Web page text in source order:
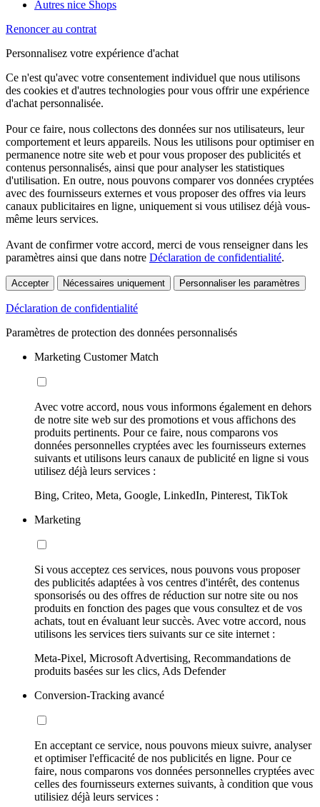
Autres nice Shops
Renoncer au contrat
Personnalisez votre expérience d'achat
Ce n'est qu'avec votre consentement individuel que nous utilisons
des cookies et d'autres technologies pour vous offrir une expérience
d'achat personnalisée.
Pour ce faire, nous collectons des données sur nos utilisateurs, leur
comportement et leurs appareils. Nous les utilisons pour optimiser en
permanence notre site web et pour vous proposer des publicités et
contenus personnalisés, ainsi que pour analyser les statistiques
d'utilisation. En outre, nous pouvons comparer vos données cryptées
avec des fournisseurs externes et vous proposer des offres via leurs
canaux publicitaires en ligne, uniquement si vous utilisez déjà vous-
même leurs services.
Avant de confirmer votre accord, merci de vous renseigner dans les
paramètres ainsi que dans notre Déclaration de confidentialité.
Accepter Nécessaires uniquement Personnaliser les paramètres
Déclaration de confidentialité
Paramètres de protection des données personnalisés
Marketing Customer Match
Avec votre accord, nous vous informons également en dehors
de notre site web sur des promotions et vous affichons des
produits pertinents. Pour ce faire, nous comparons vos
données personnelles cryptées avec les fournisseurs externes
suivants et utilisons leurs canaux de publicité en ligne si vous
utilisez déjà leurs services :
Bing, Criteo, Meta, Google, LinkedIn, Pinterest, TikTok
Marketing
Si vous acceptez ces services, nous pouvons vous proposer
des publicités adaptées à vos centres d'intérêt, des contenus
sponsorisés ou des offres de réduction sur notre site ou nos
produits en fonction des pages que vous consultez et de vos
achats, tout en évaluant leur succès. Avec votre accord, nous
utilisons les services tiers suivants sur ce site internet :
Meta-Pixel, Microsoft Advertising, Recommandations de
produits basées sur les clics, Ads Defender
Conversion-Tracking avancé
En acceptant ce service, nous pouvons mieux suivre, analyser
et optimiser l'efficacité de nos publicités en ligne. Pour ce
faire, nous comparons vos données personnelles cryptées avec
celles des fournisseurs externes suivants, à condition que vous
utilisiez déjà leurs services :